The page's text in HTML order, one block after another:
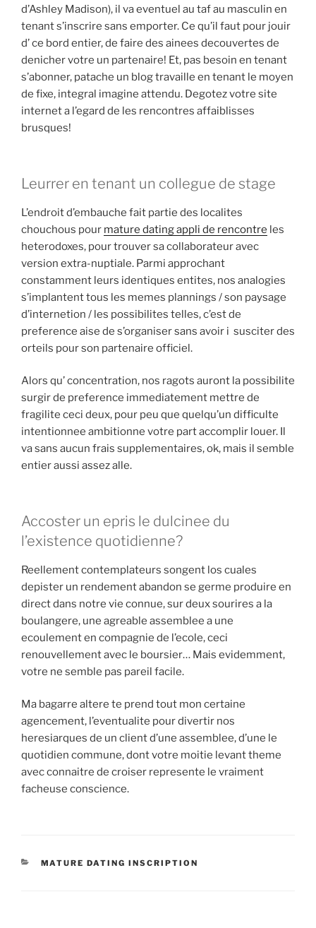
d’Ashley Madison), il va eventuel au taf au masculin en
tenant s’inscrire sans emporter. Ce qu’il faut pour jouir
d’ ce bord entier, de faire des ainees decouvertes de
denicher votre un partenaire! Et, pas besoin en tenant
s’abonner, patache un blog travaille en tenant le moyen
de fixe, integral imagine attendu. Degotez votre site
internet a l’egard de les rencontres affaiblisses
brusques!
Leurrer en tenant un collegue de stage
L’endroit d’embauche fait partie des localites
chouchous pour mature dating appli de rencontre les
heterodoxes, pour trouver sa collaborateur avec
version extra-nuptiale. Parmi approchant
constamment leurs identiques entites, nos analogies
s’implantent tous les memes plannings / son paysage
d’internetion / les possibilites telles, c’est de
preference aise de s’organiser sans avoir i susciter des
orteils pour son partenaire officiel.
Alors qu’ concentration, nos ragots auront la possibilite
surgir de preference immediatement mettre de
fragilite ceci deux, pour peu que quelqu’un difficulte
intentionnee ambitionne votre part accomplir louer. Il
va sans aucun frais supplementaires, ok, mais il semble
entier aussi assez alle.
Accoster un epris le dulcinee du
l’existence quotidienne?
Reellement contemplateurs songent los cuales
depister un rendement abandon se germe produire en
direct dans notre vie connue, sur deux sourires a la
boulangere, une agreable assemblee a une
ecoulement en compagnie de l’ecole, ceci
renouvellement avec le boursier… Mais evidemment,
votre ne semble pas pareil facile.
Ma bagarre altere te prend tout mon certaine
agencement, l’eventualite pour divertir nos
heresiarques de un client d’une assemblee, d’une le
quotidien commune, dont votre moitie levant theme
avec connaitre de croiser represente le vraiment
facheuse conscience.
CATEGORIES
MATURE DATING INSCRIPTION